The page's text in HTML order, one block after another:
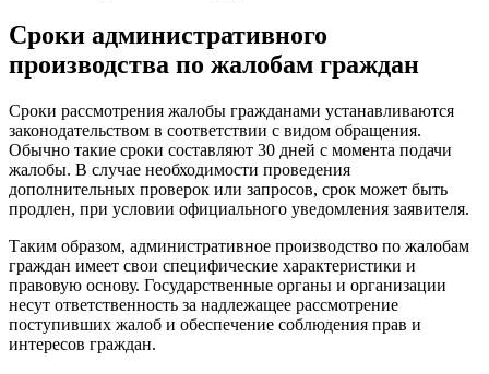
Сроки административного
производства по жалобам граждан
Сроки рассмотрения жалобы гражданами устанавливаются
законодательством в соответствии с видом обращения.
Обычно такие сроки составляют 30 дней с момента подачи
жалобы. В случае необходимости проведения
дополнительных проверок или запросов, срок может быть
продлен, при условии официального уведомления заявителя.
Таким образом, административное производство по жалобам
граждан имеет свои специфические характеристики и
правовую основу. Государственные органы и организации
несут ответственность за надлежащее рассмотрение
поступивших жалоб и обеспечение соблюдения прав и
интересов граждан.